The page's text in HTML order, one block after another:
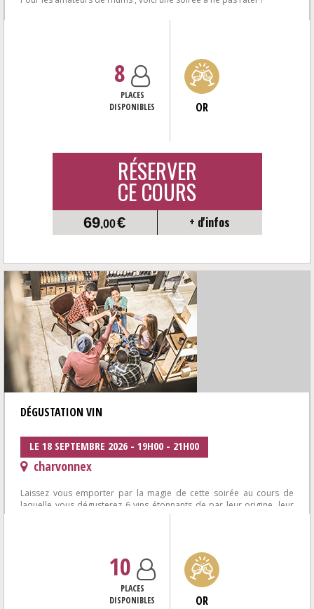
Au programme: techniques d’élaboration, Les pays producteurs,
8
PLACES
DISPONIBLES
OR
RÉSERVER
CE COURS
69,00€ + d'infos
DÉGUSTATION VIN
LE 18 SEPTEMBRE 2026 - 19H00 - 21H00
charvonnex
Laissez vous emporter par la magie de cette soirée au cours de
laquelle vous dégusterez 6 vins étonnants de par leur origine, leur
10
PLACES
DISPONIBLES
OR